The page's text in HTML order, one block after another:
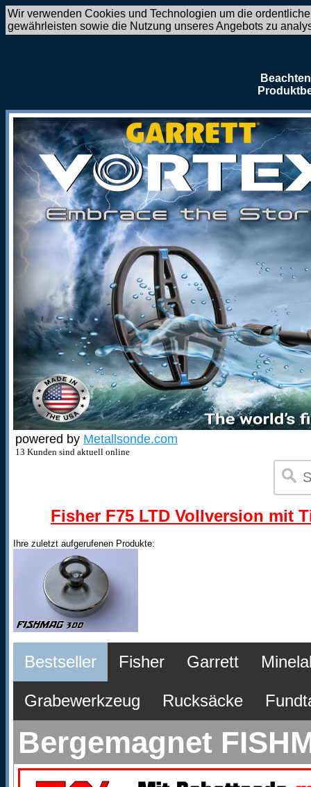
Wir verwenden Cookies und Technologien um die
gewährleisten sowie die Nutzung unseres Angebots zu
powered by Metallsonde.com
13 Kunden sind aktuell online
Fisher F75 LTD Vollversion mit
Ihre zuletzt aufgerufenen Produkte:
Bestseller Fisher Garrett
Grabewerkzeug Rucksäcke
Bergemagnet